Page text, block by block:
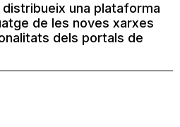
distribueix una plataforma
de les noves xarxes
dels portals de